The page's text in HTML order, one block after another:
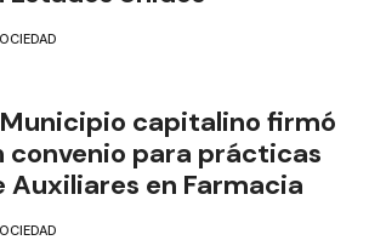
Municipio capitalino firmó
convenio para prácticas
Auxiliares en Farmacia